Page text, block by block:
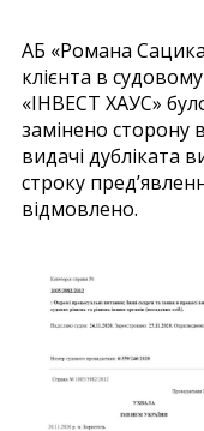
АБ «Романа
клієнта в
«ІНВЕСТ ХАУС»
замінено сторону
видачі дубліката
строку
відмовлено.